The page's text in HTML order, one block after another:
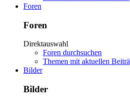
Foren
Foren
Direktauswahl
Foren durchsuchen
Themen mit aktuellen
Bilder
Bilder